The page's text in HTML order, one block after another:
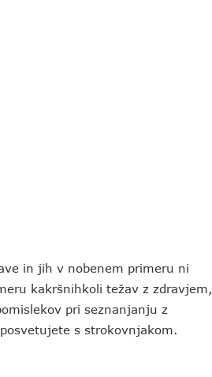
in jih v nobenem primeru ni
kakršnihkoli težav z zdravjem,
pri seznanjanju z
s strokovnjakom.